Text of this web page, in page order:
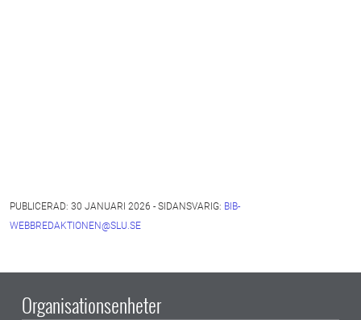
PUBLICERAD: 30 JANUARI 2026 - SIDANSVARIG: BIB-
WEBBREDAKTIONEN@SLU.SE
Organisationsenheter